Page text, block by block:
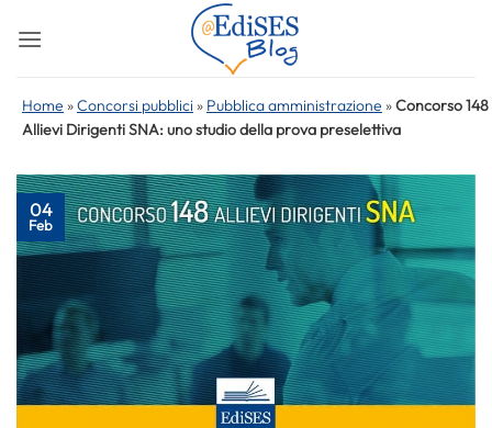
Home »Concorsi pubblici » Pubblica amministrazione »Concorso 148
Allievi Dirigenti SNA: uno studio della prova preselettiva
04
Feb